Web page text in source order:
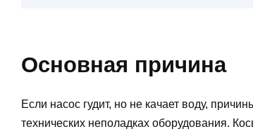
Основная причина
Если насос гудит, но не качает воду,
технических неполадках оборудования.